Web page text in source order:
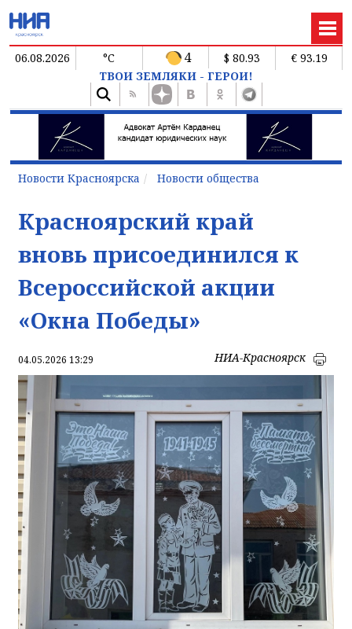
06.08.2026 °C 4 $ 80.93
€ 93.19
ТВОИ ЗЕМЛЯКИ - ГЕРОИ!
Новости Красноярска Новости общества
Красноярский край
вновь присоединился к
Всероссийской акции
«Окна Победы»
04.05.2026 13:29 НИА-Красноярск